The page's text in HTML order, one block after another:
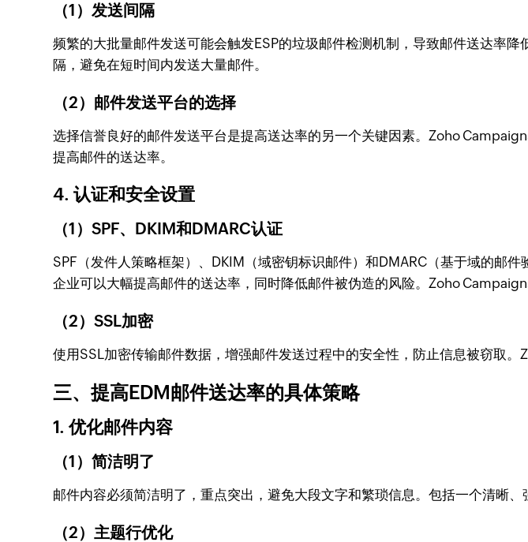
（1）发送间隔
频繁的大批量邮件发送可能会触发ESP的垃圾邮件检测机制，导致邮件送达率
隔，避免在短时间内发送大量邮件。
（2）邮件发送平台的选择
选择信誉良好的邮件发送平台是提高送达率的另一个关键因素。Zoho
提高邮件的送达率。
4. 认证和安全设置
（1）SPF、DKIM和DMARC认证
SPF（发件人策略框架）、DKIM（域密钥标识邮件）和DMARC（基于域的邮
企业可以大幅提高邮件的送达率，同时降低邮件被伪造的风险。Zoho
（2）SSL加密
使用SSL加密传输邮件数据，增强邮件发送过程中的安全性，防止信息被窃取
三、提高EDM邮件送达率的具体策略
1. 优化邮件内容
（1）简洁明了
邮件内容必须简洁明了，重点突出，避免大段文字和繁琐信息。包括一个清晰
（2）主题行优化